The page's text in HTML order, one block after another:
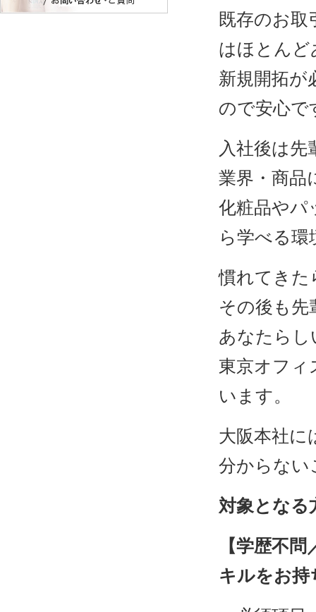
既存のお取
はほとんど
新規開拓が
ので安心で
入社後は先
業界・商品
化粧品やパ
ら学べる
慣れてきた
その後も先
あなたらし
東京オフィ
います。
大阪本社に
分からない
対象となる
【学歴不
キルをお